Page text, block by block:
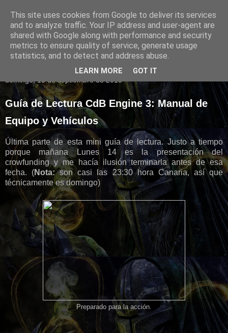
Evilmaiden
domingo, 13 de septiembre de 2015
Guía de Lectura CdB Engine 3: Manual de
Equipo y Vehículos
Última parte de esta mini guía de lectura. Justo a tiempo
porque mañana Lunes 14 es la presentación del
crowfunding y me hacía ilusión terminarla antes de esa
fecha. (Nota:son casi las 23:30 hora Canaria, así que
técnicamente es domingo)
Preparado para la acción.
This site uses cookies from Google to deliver its services
and to analyze traffic. Your IP address and user-agent are
shared with Google along with performance and security
metrics to ensure quality of service, generate usage
statistics, and to detect and address abuse.
LEARN MORE GOT IT